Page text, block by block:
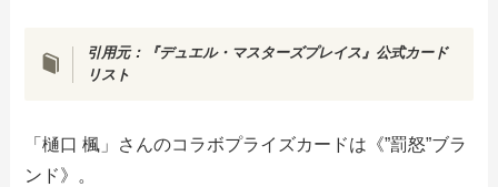
引用元：『デュエル・マスターズプレイス』公式カード
リスト
「樋口 楓」さんのコラボプライズカードは《”罰怒”ブラ
ンド》。